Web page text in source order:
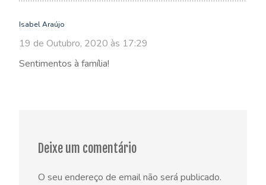
Isabel Araújo
19 de Outubro, 2020 às 17:29
Sentimentos à família!
Deixe um comentário
O seu endereço de email não será publicado.